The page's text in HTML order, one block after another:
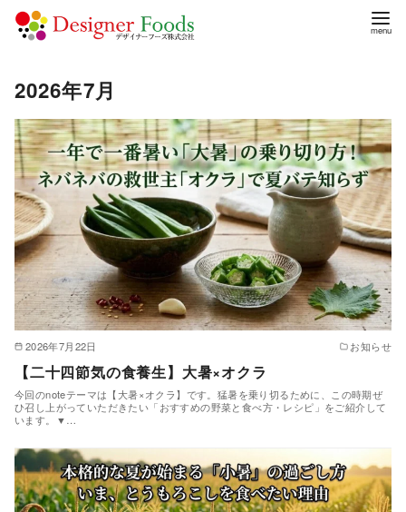
2026年7月
2026年7月22日 お知らせ
【二十四節気の食養生】大暑×オクラ
今回のnoteテーマは【大暑×オクラ】です。猛暑を乗り切るために、この時期ぜ
ひ召し上がっていただきたい「おすすめの野菜と食べ方・レシピ」をご紹介して
います。▼…